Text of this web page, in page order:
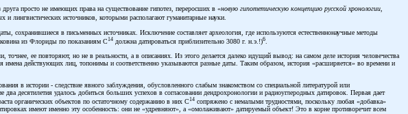
просто не имеющих права на существование гипотез, переросших в «новую гипотетическую концепцию русской хронологии,
лингвистических источников, которыми располагают гуманитарные науки.
сохранившиеся в письменных источниках. Исключение составляет археология, где используются естественнонаучные методы
из Флориды по показаниям С14 должна датироваться приблизительно 3080 г. н.э.!)6
ее повторяют, но не в реальности, а в описаниях. Из этого делается далеко идущий вывод: на самом деле история человечества
действующих лиц, топонимы и соответственно указываются разные даты. Таким образом, история «расширяется» во времени и
в истории - следствие явного заблуждения, обусловленного слабым знакомством со специальной литературой или
десятилетия удалось добиться больших успехов в согласовании дендрохронологии и радиоуглеродных датировок. Первая дает
органических объектов по остаточному содержанию в них С14 сопряжено с немалыми трудностями, поскольку любая «добавка»
имеют именно эту особенность: они не «удревняют», а «омолаживают» датируемый объект! Это в корне противоречит всем